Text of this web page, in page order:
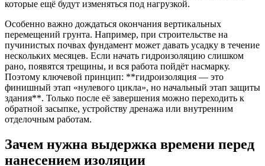
которые ещё будут изменяться под нагрузкой.
Особенно важно дождаться окончания вертикальных
перемещений грунта. Например, при строительстве на
пучинистых почвах фундамент может давать усадку в течение
нескольких месяцев. Если начать гидроизоляцию слишком
рано, появятся трещины, и вся работа пойдёт насмарку.
Поэтому ключевой принцип: **гидроизоляция — это
финишный этап «нулевого цикла», но начальный этап защиты
здания**. Только после её завершения можно переходить к
обратной засыпке, устройству дренажа или внутренним
отделочным работам.
Зачем нужна выдержка времени перед
нанесением изоляции